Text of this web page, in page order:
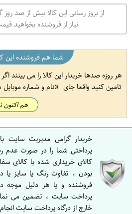
از بروز رسانی این کالا بیش از صد
نیاز از فروشنده بخواهید
شما هم فروشنده این
هر روزه صدها خریدار این کالا را می بینند
تامین کنید واقعا جای
نام و شماره
هم اکنون
خریدار گرامی مدیریت سایت
پرداختی شما را در صورت
کالای خریداری شده با کالای
بودن ، تفاوت رنگ یا سایز
فروشنده و یا هر دلیل موجه
پرداخت سایت ، تضمین می
خارج از درگاه پرداخت سایت